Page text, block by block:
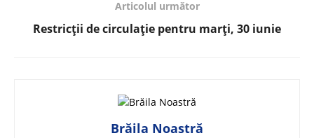
Articolul următor
Restricții de circulație pentru marți, 30 iunie
Brăila Noastră